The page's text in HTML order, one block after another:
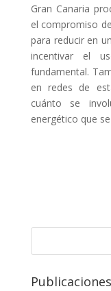
Gran Canaria
el compromiso
para reducir en
incentivar el
fundamental.
en redes de
cuánto se
energético que